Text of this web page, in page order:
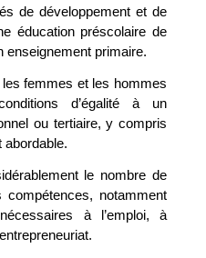
de développement et de
éducation préscolaire de
enseignement primaire.
femmes et les hommes
d’égalité à un
ou tertiaire, y compris
abordable.
le nombre de
compétences, notamment
à l’emploi, à